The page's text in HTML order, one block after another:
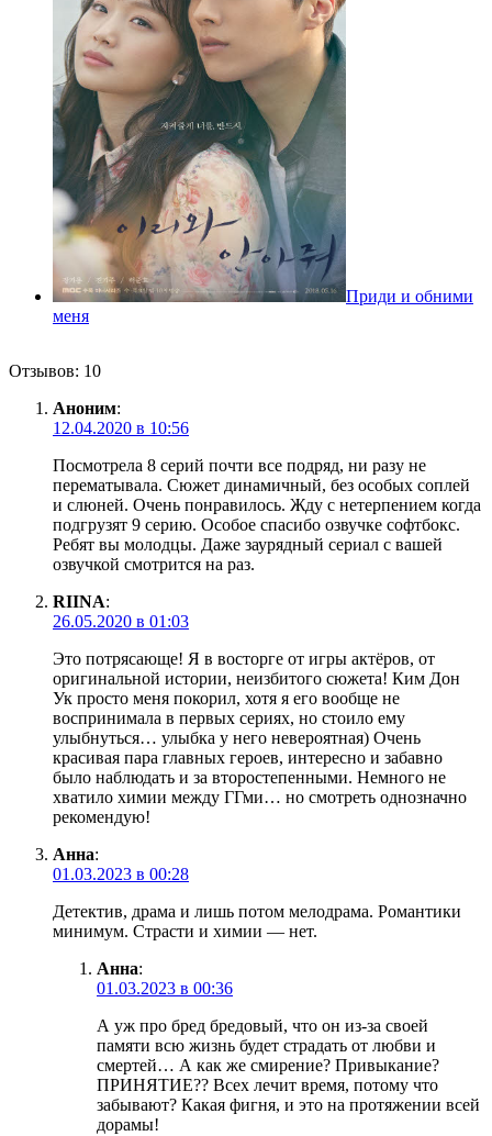
Приди и обними
меня
Отзывов: 10
Аноним:
12.04.2020 в 10:56
Посмотрела 8 серий почти все подряд, ни разу не
перематывала. Сюжет динамичный, без особых соплей
и слюней. Очень понравилось. Жду с нетерпением когда
подгрузят 9 серию. Особое спасибо озвучке софтбокс.
Ребят вы молодцы. Даже заурядный сериал с вашей
озвучкой смотрится на раз.
RIINA:
26.05.2020 в 01:03
Это потрясающе! Я в восторге от игры актёров, от
оригинальной истории, неизбитого сюжета! Ким Дон
Ук просто меня покорил, хотя я его вообще не
воспринимала в первых сериях, но стоило ему
улыбнуться… улыбка у него невероятная) Очень
красивая пара главных героев, интересно и забавно
было наблюдать и за второстепенными. Немного не
хватило химии между ГГми… но смотреть однозначно
рекомендую!
Анна:
01.03.2023 в 00:28
Детектив, драма и лишь потом мелодрама. Романтики
минимум. Страсти и химии — нет.
Анна:
01.03.2023 в 00:36
А уж про бред бредовый, что он из-за своей
памяти всю жизнь будет страдать от любви и
смертей… А как же смирение? Привыкание?
ПРИНЯТИЕ?? Всех лечит время, потому что
забывают? Какая фигня, и это на протяжении всей
дорамы!